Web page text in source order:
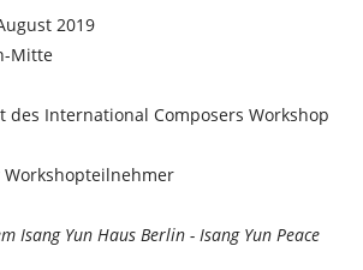
2019
Mitte
des International Composers Workshop
Isang Yun Haus Berlin - Isang Yun Peace